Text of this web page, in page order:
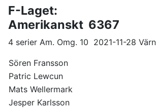
F-Laget:
Amerikanskt 6367
4 serier Am. Omg. 10 2021-11-28
Sören Fransson
Patric Lewcun
Mats Wellermark
Jesper Karlsson